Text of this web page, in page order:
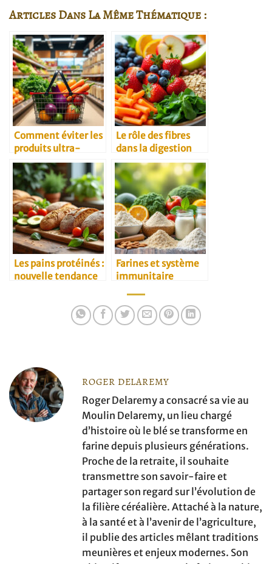
Articles Dans La Même Thématique :
Comment éviter les
produits ultra-
transformés à base
de blé
Le rôle des fibres
dans la digestion
Les pains protéinés :
nouvelle tendance
Farines et système
immunitaire
ROGER DELAREMY
Roger Delaremy a consacré sa vie au
Moulin Delaremy, un lieu chargé
d’histoire où le blé se transforme en
farine depuis plusieurs générations.
Proche de la retraite, il souhaite
transmettre son savoir-faire et
partager son regard sur l’évolution de
la filière céréalière. Attaché à la nature,
à la santé et à l’avenir de l’agriculture,
il publie des articles mêlant traditions
meunières et enjeux modernes. Son